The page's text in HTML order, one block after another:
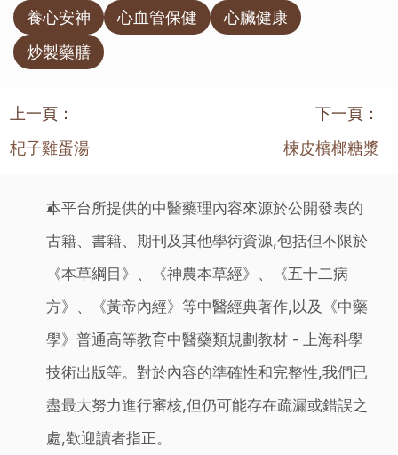
養心安神 心血管保健
心臟健康
炒製藥膳
上一頁：
杞子雞蛋湯
下一頁：
楝皮檳榔糖漿
本平台所提供的中醫藥理內容來源於公開發表的
古籍、書籍、期刊及其他學術資源,包括但不限於
《本草綱目》、《神農本草經》、《五十二病
方》、《黃帝內經》等中醫經典著作,以及《中藥
學》普通高等教育中醫藥類規劃教材 - 上海科學
技術出版等。對於內容的準確性和完整性,我們已
盡最大努力進行審核,但仍可能存在疏漏或錯誤之
處,歡迎讀者指正。